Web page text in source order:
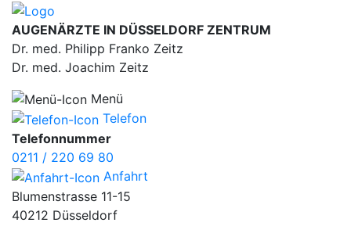
AUGENÄRZTE IN DÜSSELDORF ZENTRUM
Dr. med. Philipp Franko Zeitz
Dr. med. Joachim Zeitz
Menü
Telefon
Telefonnummer
0211 / 220 69 80
Anfahrt
Blumenstrasse 11-15
40212 Düsseldorf